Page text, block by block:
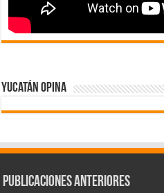
Yucatán Opina
Publicaciones Anteriores